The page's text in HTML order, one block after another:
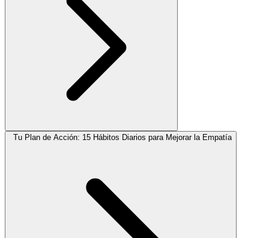
Tu Plan de Acción: 15 Hábitos Diarios para Mejorar la Empatía